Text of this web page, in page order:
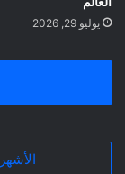
يوليو 29, 2026
الأشهر